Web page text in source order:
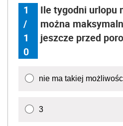
1
/
1
0
Ile tygodni urlopu
można
jeszcze przed
nie ma takiej
3